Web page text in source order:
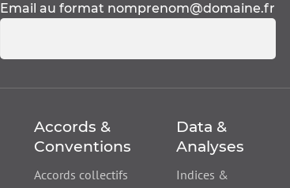
Email au format nomprenom@domaine.fr
Accords &
Conventions
Accords collectifs
Data &
Analyses
Indices &